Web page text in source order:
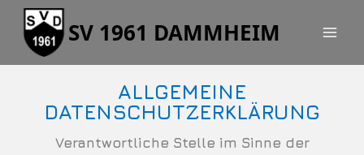
SV 1961 DAMMHEIM
ALLGEMEINE
DATENSCHUTZERKLÄRUNG
Verantwortliche Stelle im Sinne der